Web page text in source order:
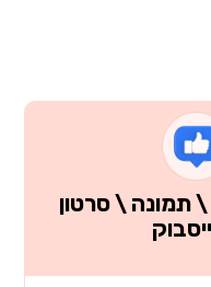
\ תמונה \ סרטון